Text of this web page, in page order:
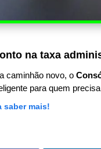
na taxa
caminhão novo, o
para quem
saber mais!